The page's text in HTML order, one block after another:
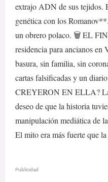
extrajo ADN de sus tejidos.
genética con los
un obrero polaco. 🗑️ EL
residencia para ancianos
basura, sin familia, sin
cartas falsificadas y un
CREYERON EN ELLA?
deseo de que la historia
manipulación mediática de
El mito era más fuerte que la
Publicidad